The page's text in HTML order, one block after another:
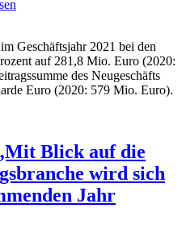
Geschäftsjahr 2021 bei den
auf 281,8 Mio. Euro (2020:
des Neugeschäfts
Euro (2020: 579 Mio. Euro).
Blick auf die
wird sich
Jahr